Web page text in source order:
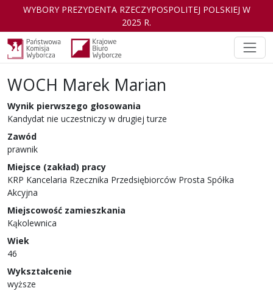
WYBORY PREZYDENTA RZECZYPOSPOLITEJ POLSKIEJ W
2025 R.
WOCH Marek Marian
Kandydatw wyborach Prezydenta
Wynik pierwszego głosowania
Kandydat nie uczestniczy w drugiej turze
Zawód
prawnik
Miejsce (zakład) pracy
KRP Kancelaria Rzecznika Przedsiębiorców Prosta Spółka
Akcyjna
Miejscowość zamieszkania
Kąkolewnica
Wiek
46
Wykształcenie
wyższe